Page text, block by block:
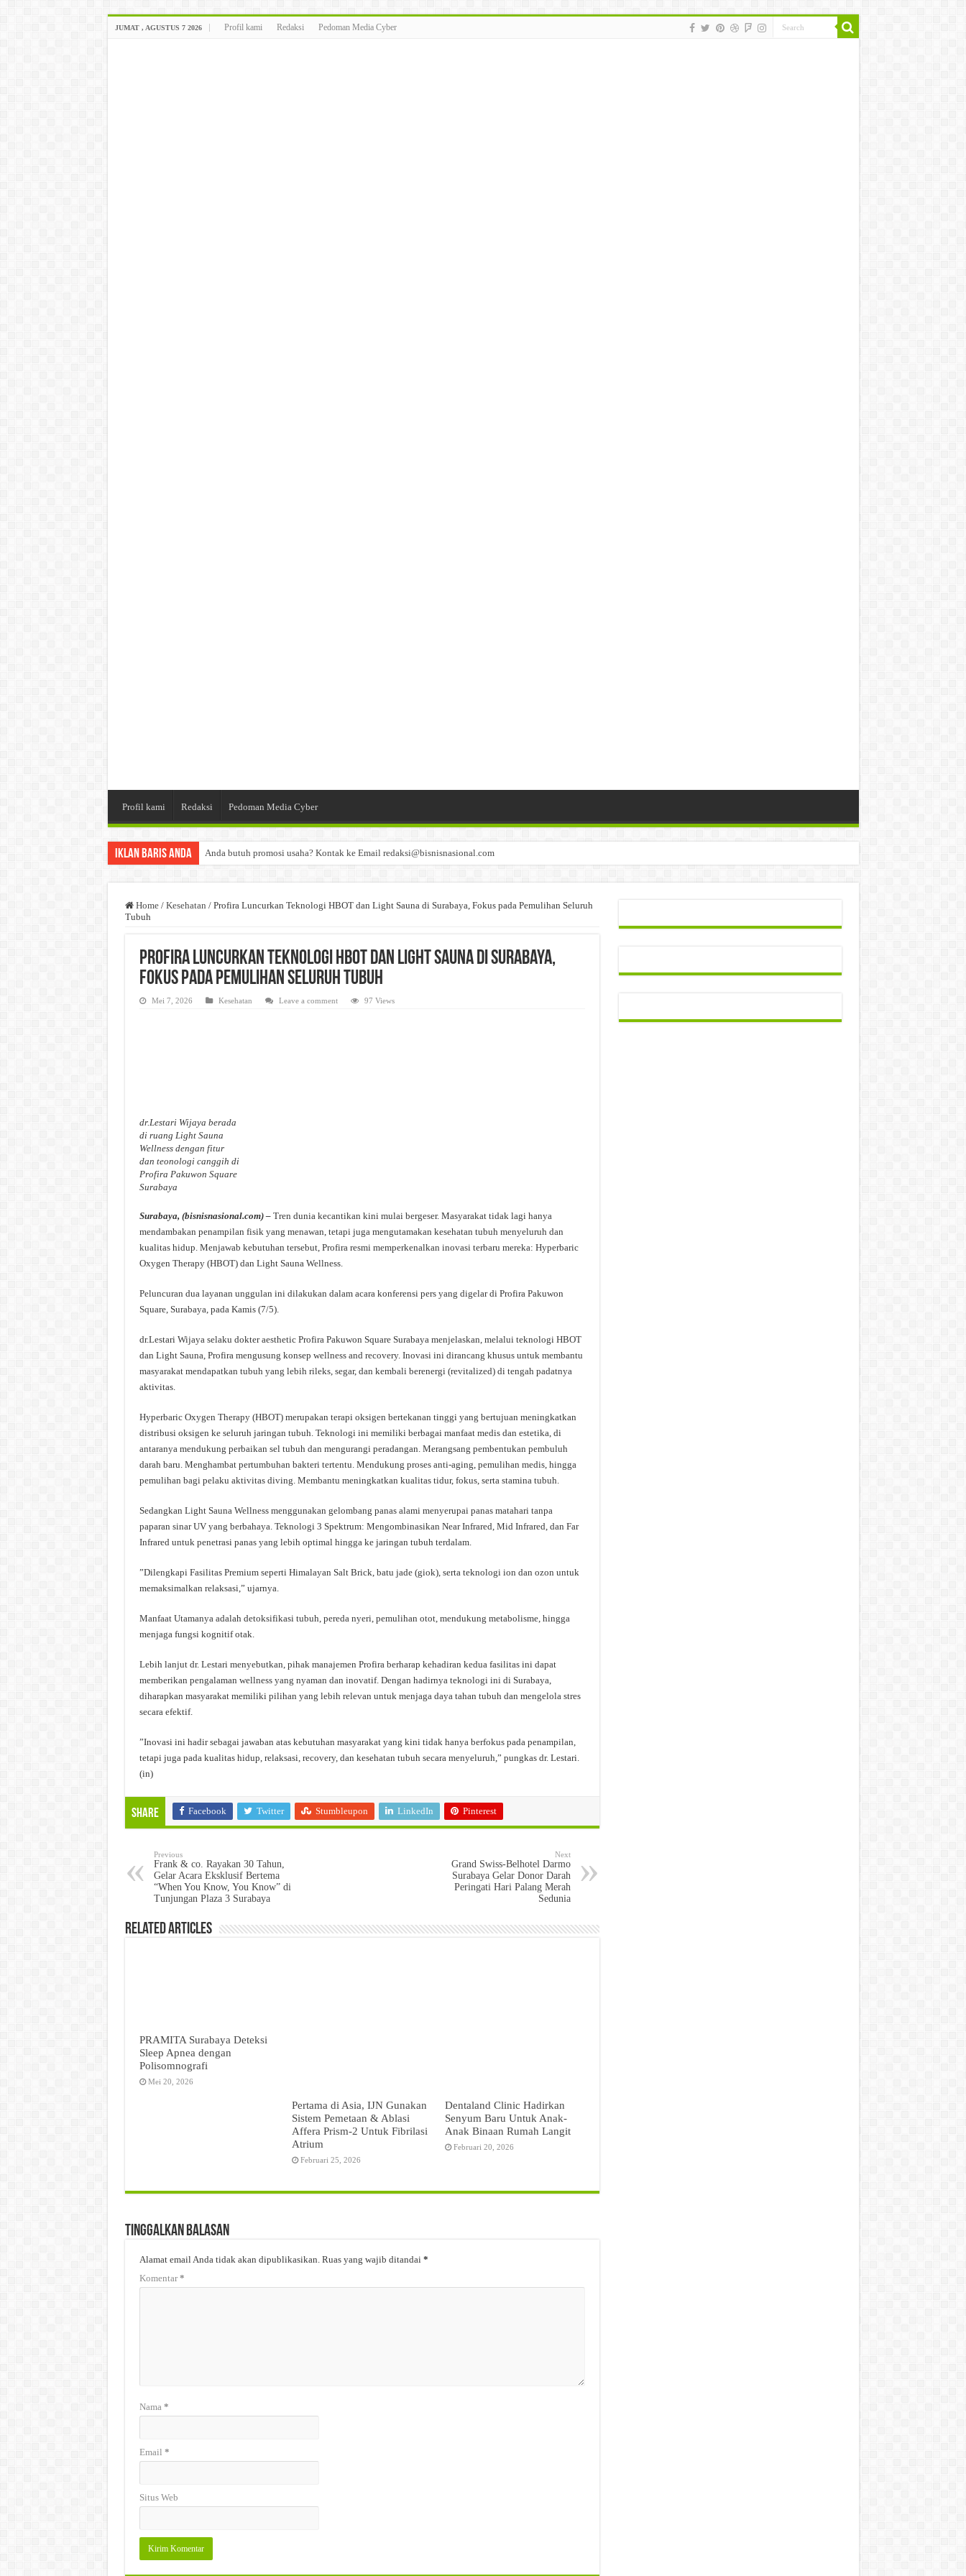
JUMAT , AGUSTUS 7 2026 Profil kami Redaksi Pedoman Media Cyber
Profil kami Redaksi Pedoman Media Cyber
Iklan Baris Anda Anda butuh promosi usaha? Kontak ke Email redaksi@bisnisnasional.com
Home / Kesehatan / Profira Luncurkan Teknologi HBOT dan Light Sauna di Surabaya, Fokus pada Pemulihan Seluruh
Tubuh
Profira Luncurkan Teknologi HBOT dan Light Sauna di Surabaya,
Fokus pada Pemulihan Seluruh Tubuh
Mei 7, 2026 Kesehatan Leave a comment 97 Views
dr.Lestari Wijaya berada
di ruang Light Sauna
Wellness dengan fitur
dan teonologi canggih di
Profira Pakuwon Square
Surabaya
Surabaya, (bisnisnasional.com) – Tren dunia kecantikan kini mulai bergeser. Masyarakat tidak lagi hanya
mendambakan penampilan fisik yang menawan, tetapi juga mengutamakan kesehatan tubuh menyeluruh dan
kualitas hidup. Menjawab kebutuhan tersebut, Profira resmi memperkenalkan inovasi terbaru mereka: Hyperbaric
Oxygen Therapy (HBOT) dan Light Sauna Wellness.
​Peluncuran dua layanan unggulan ini dilakukan dalam acara konferensi pers yang digelar di Profira Pakuwon
Square, Surabaya, pada Kamis (7/5).
​dr.Lestari Wijaya selaku dokter aesthetic Profira Pakuwon Square Surabaya menjelaskan, melalui teknologi HBOT
dan Light Sauna, Profira mengusung konsep wellness and recovery. Inovasi ini dirancang khusus untuk membantu
masyarakat mendapatkan tubuh yang lebih rileks, segar, dan kembali berenergi (revitalized) di tengah padatnya
aktivitas.
​Hyperbaric Oxygen Therapy (HBOT) merupakan terapi oksigen bertekanan tinggi yang bertujuan meningkatkan
distribusi oksigen ke seluruh jaringan tubuh. Teknologi ini memiliki berbagai manfaat medis dan estetika, di
antaranya mendukung perbaikan sel tubuh dan mengurangi peradangan. Merangsang pembentukan pembuluh
darah baru. Menghambat pertumbuhan bakteri tertentu. Mendukung proses anti-aging, pemulihan medis, hingga
pemulihan bagi pelaku aktivitas diving. Membantu meningkatkan kualitas tidur, fokus, serta stamina tubuh.
​Sedangkan Light Sauna Wellness menggunakan gelombang panas alami menyerupai panas matahari tanpa
paparan sinar UV yang berbahaya. Teknologi 3 Spektrum: Mengombinasikan Near Infrared, Mid Infrared, dan Far
Infrared untuk penetrasi panas yang lebih optimal hingga ke jaringan tubuh terdalam.
​”Dilengkapi Fasilitas Premium seperti Himalayan Salt Brick, batu jade (giok), serta teknologi ion dan ozon untuk
memaksimalkan relaksasi,” ujarnya.
​Manfaat Utamanya adalah detoksifikasi tubuh, pereda nyeri, pemulihan otot, mendukung metabolisme, hingga
menjaga fungsi kognitif otak.
Lebih lanjut dr. Lestari menyebutkan, pihak manajemen Profira berharap kehadiran kedua fasilitas ini dapat
memberikan pengalaman wellness yang nyaman dan inovatif. Dengan hadirnya teknologi ini di Surabaya,
diharapkan masyarakat memiliki pilihan yang lebih relevan untuk menjaga daya tahan tubuh dan mengelola stres
secara efektif.
​”Inovasi ini hadir sebagai jawaban atas kebutuhan masyarakat yang kini tidak hanya berfokus pada penampilan,
tetapi juga pada kualitas hidup, relaksasi, recovery, dan kesehatan tubuh secara menyeluruh,” pungkas dr. Lestari.
(in)
Share Facebook Twitter Stumbleupon LinkedIn Pinterest
Previous
Frank & co. Rayakan 30 Tahun,
Gelar Acara Eksklusif Bertema
“When You Know, You Know” di
Tunjungan Plaza 3 Surabaya
Next
Grand Swiss-Belhotel Darmo
Surabaya Gelar Donor Darah
Peringati Hari Palang Merah
Sedunia
Related Articles
PRAMITA Surabaya Deteksi
Sleep Apnea dengan
Polisomnografi
Mei 20, 2026
Pertama di Asia, IJN Gunakan
Sistem Pemetaan & Ablasi
Affera Prism-2 Untuk Fibrilasi
Atrium
Februari 25, 2026
Dentaland Clinic Hadirkan
Senyum Baru Untuk Anak-
Anak Binaan Rumah Langit
Februari 20, 2026
Tinggalkan Balasan
Alamat email Anda tidak akan dipublikasikan. Ruas yang wajib ditandai *
Komentar*
Nama *
Email *
Situs Web